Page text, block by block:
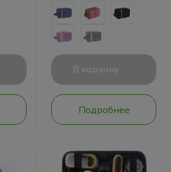
В корзину
Подробнее